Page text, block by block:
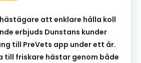
att enklare hålla koll
erbjuds Dunstans kunder
till PreVets app under ett år.
till friskare hästar genom både